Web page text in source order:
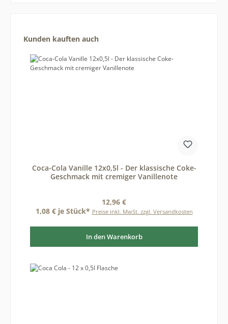
Produktgalerie überspringen
Kunden kauften auch
Coca-Cola Vanille 12x0,5l - Der klassische Coke-
Geschmack mit cremiger Vanillenote
Regulärer Preis:
12,96 €
1,08 € je Stück* Preise inkl. MwSt. zzgl. Versandkosten
In den Warenkorb